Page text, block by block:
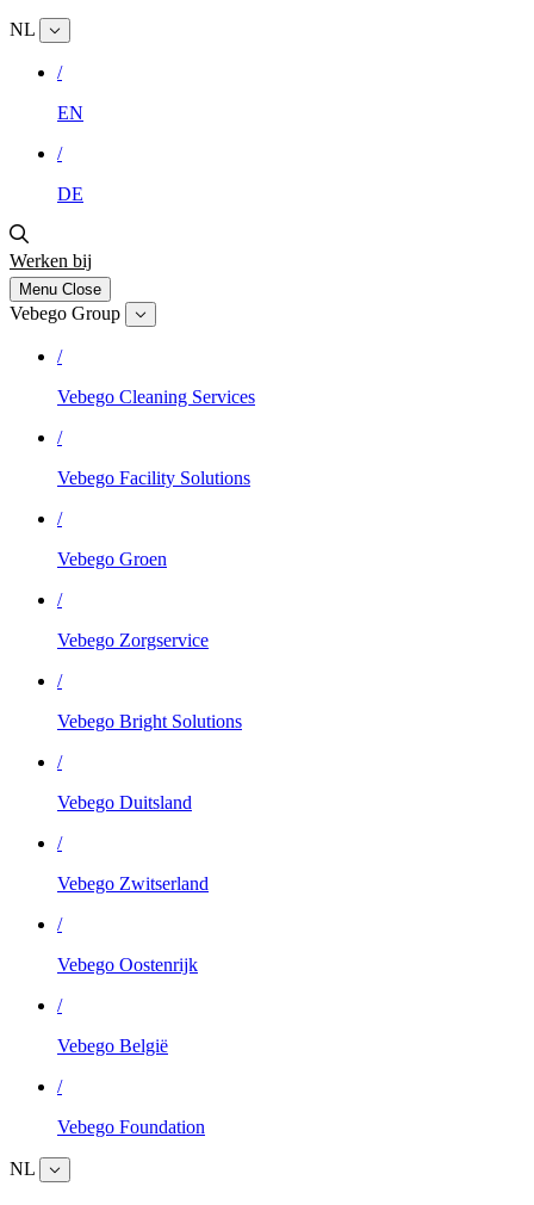
NL
/
EN
/
DE
Werken bij
Menu Close
Vebego Group
/
Vebego Cleaning Services
/
Vebego Facility Solutions
/
Vebego Groen
/
Vebego Zorgservice
/
Vebego Bright Solutions
/
Vebego Duitsland
/
Vebego Zwitserland
/
Vebego Oostenrijk
/
Vebego België
/
Vebego Foundation
NL